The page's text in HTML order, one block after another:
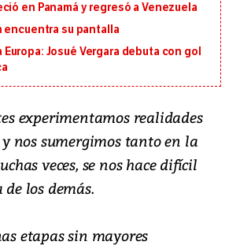
en Panamá y regresó a Venezuela
encuentra su pantalla​
Europa: Josué Vergara debuta con gol
experimentamos realidades
nos sumergimos tanto en la
veces, se nos hace difícil
los demás.
etapas sin mayores